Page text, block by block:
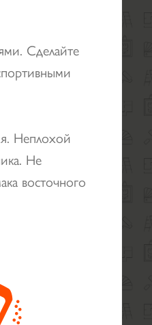
Сделайте
Неплохой
Не
восточного